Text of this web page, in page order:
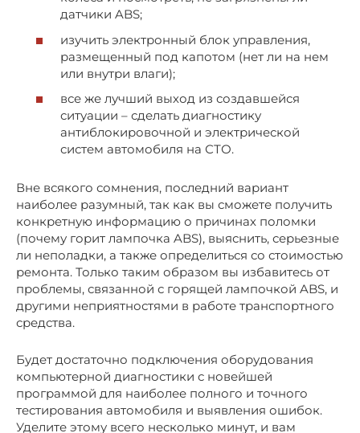
датчики ABS;
изучить электронный блок управления,
размещенный под капотом (нет ли на нем
или внутри влаги);
все же лучший выход из создавшейся
ситуации – сделать диагностику
антиблокировочной и электрической
систем автомобиля на СТО.
Вне всякого сомнения, последний вариант
наиболее разумный, так как вы сможете получить
конкретную информацию о причинах поломки
(почему горит лампочка ABS), выяснить, серьезные
ли неполадки, а также определиться со стоимостью
ремонта. Только таким образом вы избавитесь от
проблемы, связанной с горящей лампочкой ABS, и
другими неприятностями в работе транспортного
средства.
Будет достаточно подключения оборудования
компьютерной диагностики с новейшей
программой для наиболее полного и точного
тестирования автомобиля и выявления ошибок.
Уделите этому всего несколько минут, и вам